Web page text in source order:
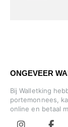
ONGEVEER
Bij Walletking
portemonnees,
online en betaal